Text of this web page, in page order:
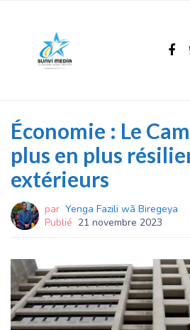
Économie : Le
plus en plus
extérieurs
par Yenga Fazili wã Biregeya
Publié 21 novembre 2023